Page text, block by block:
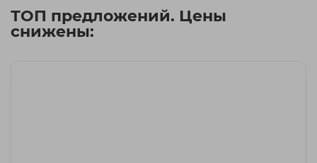
ТОП предложений. Цены
снижены: